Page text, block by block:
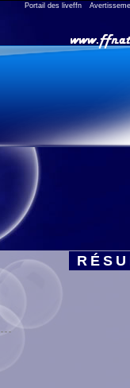
Portail des liveffn